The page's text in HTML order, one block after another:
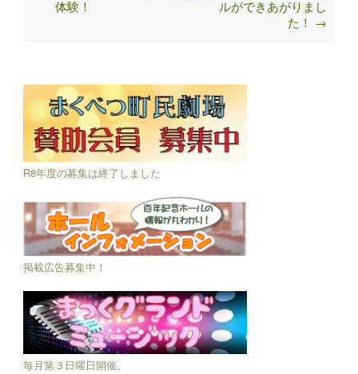
← ペーパークイリング初
黄色いみつろうキャンド
ルができあがりまし
R8年度の募集は終了しました
掲載広告募集中！